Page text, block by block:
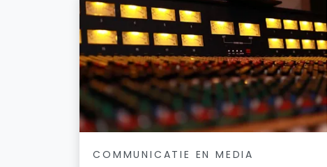
COMMUNICATIE EN MEDIA